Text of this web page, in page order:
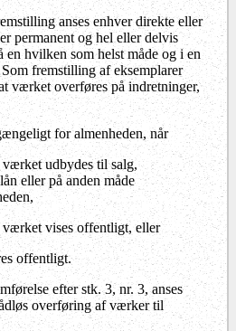
anses enhver direkte eller
permanent og hel eller delvis
en hvilken som helst måde og i en
fremstilling af eksemplarer
værket overføres på indretninger,
for almenheden, når
værket udbydes til salg,
eller på anden måde
værket vises offentligt, eller
offentligt.
efter stk. 3, nr. 3, anses
overføring af værker til